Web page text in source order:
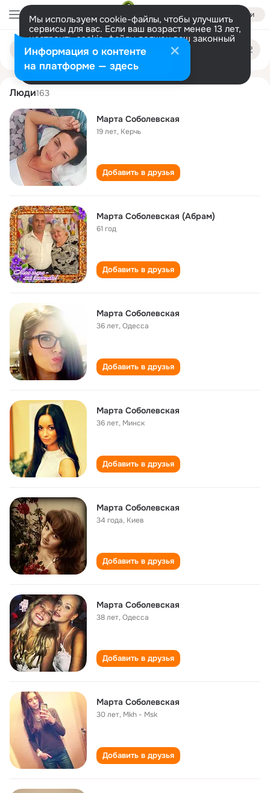
Войти
Мы используем cookie-файлы, чтобы улучшить
сервисы для вас. Если ваш возраст менее 13 лет,
настроить cookie-файлы должен ваш законный
представитель. Больше информации
Разрешить все Настроить
Поиск
людям
marta sobolevskaya
Люди163
Марта Соболевская
19 лет, Керчь
Добавить в друзья
Марта Соболевская (Абрам)
61 год
Добавить в друзья
Марта Соболевская
36 лет,Одесса
Добавить в друзья
Марта Соболевская
36 лет, Минск
Добавить в друзья
Марта Соболевская
34 года, Киев
Добавить в друзья
Марта Соболевская
38 лет,Одесса
Добавить в друзья
Марта Соболевская
30 лет, Mkh - Msk
Добавить в друзья
Информация о контенте
на платформе — здесь